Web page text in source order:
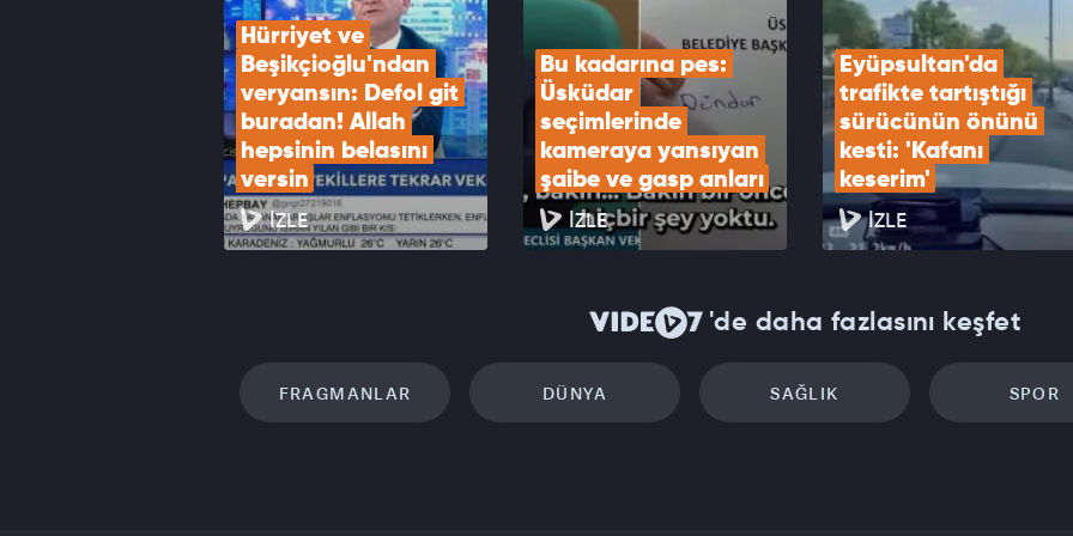
Hürriyet ve
Beşikçioğlu'ndan
veryansın: Defol git
buradan! Allah
hepsinin belasını
versin
İZLE
Bu kadarına pes:
Üsküdar
seçimlerinde
kameraya yansıyan
şaibe ve gasp anları
İZLE
Eyüpsultan'da
trafikte tartıştığı
sürücünün önünü
kesti: 'Kafanı
keserim'
İZLE
'de daha fazlasını keşfet
FRAGMANLAR DÜNYA SAĞLIK SPOR